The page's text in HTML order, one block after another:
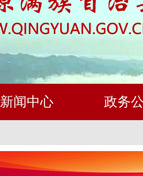
新闻中心 政务